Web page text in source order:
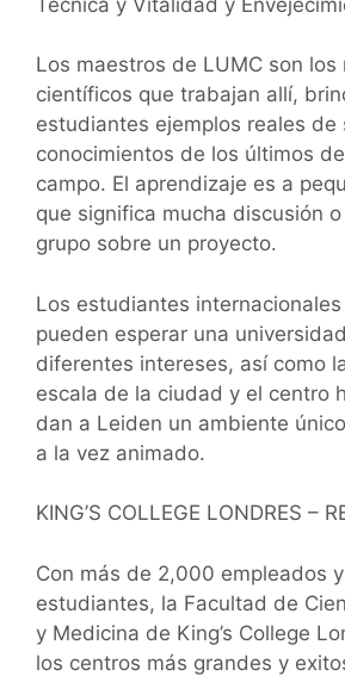
Los maestros de LUMC son los
científicos que trabajan allí,
estudiantes ejemplos reales de
conocimientos de los últimos
campo. El aprendizaje es a
que significa mucha discusión
grupo sobre un proyecto.
Los estudiantes
pueden esperar una
diferentes intereses, así como
escala de la ciudad y el centro
dan a Leiden un ambiente
a la vez animado.
KING’S COLLEGE LONDRES –
Con más de 2,000 empleados
estudiantes, la Facultad de
y Medicina de King’s College
los centros más grandes y